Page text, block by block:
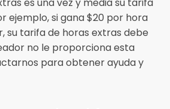
ejemplo, si gana $20 por hora
su tarifa de horas extras debe
no le proporciona esta
para obtener ayuda y